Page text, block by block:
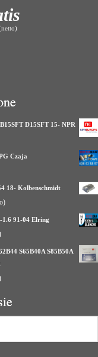
D15SFT 15- NPR
Czaja
18- Kolbenschmidt
1.6 91-04 Elring
S65B40A S85B50A